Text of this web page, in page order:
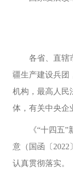
各省、直辖
疆生产建设兵团
机构，最高人民
体，有关中央企
《“十四五
意（国函〔
认真贯彻落实。